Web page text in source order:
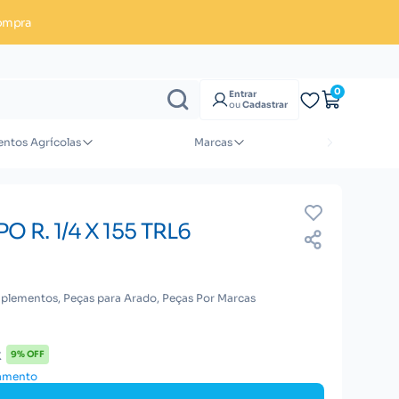
Entrar
ouCadastrar
0
Agrícolas Marcas
R. 1/4 X 155 TRL6
Peças para Arado, Peças Por Marcas
9% OFF